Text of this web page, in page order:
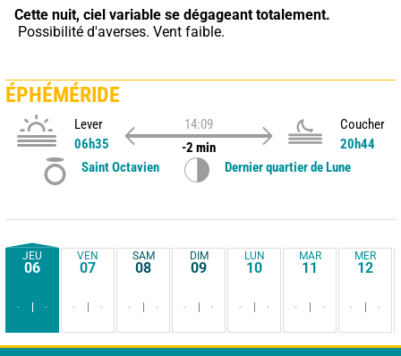
Cette nuit, ciel variable se dégageant totalement.
Possibilité d'averses. Vent faible.
ÉPHÉMÉRIDE
Lever
06h35
14:09
-2 min
Coucher
20h44
Saint Octavien
Dernier quartier de Lune
JEU
06
- -
VEN
07
- -
SAM
08
- -
DIM
09
- -
LUN
10
- -
MAR
11
- -
MER
12
- -